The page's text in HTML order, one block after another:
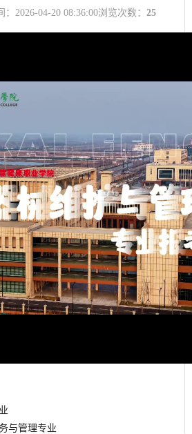
：2026-04-20 08:36:00浏览次数： 25
Play
Video
与管理专业